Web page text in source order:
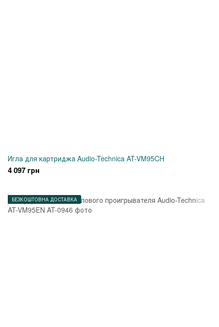
Игла для картриджа Audio-Technica AT-VM95CH
4 097 грн
БЕЗКОШТОВНА ДОСТАВКА